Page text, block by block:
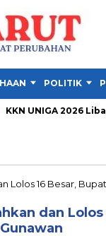
POLITIK
UNIGA 2026
dan